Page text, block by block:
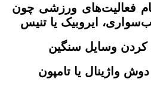
فعالیت‌های ورزشی چون
ایروبیک یا تنیس
کردن وسایل سنگین
واژینال یا تامپون